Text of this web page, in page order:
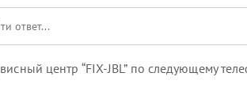
центр “FIX-JBL” по следующему